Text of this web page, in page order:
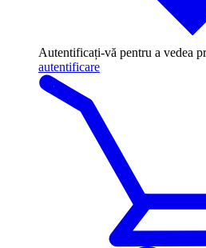
Autentificați-vă pentru a vedea
autentificare